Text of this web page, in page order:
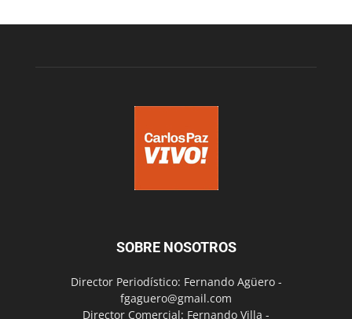
SOBRE NOSOTROS
Director Periodístico: Fernando Agüero -
fgaguero@gmail.com
Director Comercial: Fernando Villa -